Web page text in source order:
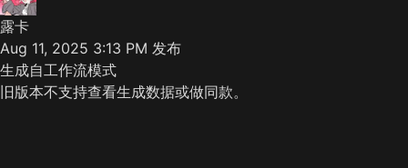
露卡
Aug 11, 2025 3:13 PM 发布
生成自工作流模式
旧版本不支持查看生成数据或做同款。